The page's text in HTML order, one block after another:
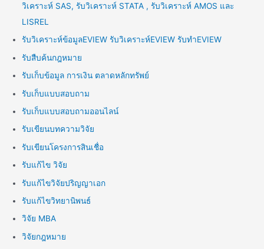
วิเคราะห์ SAS, รับวิเคราะห์ STATA , รับวิเคราะห์ AMOS และ
LISREL
รับวิเคราะห์ข้อมูลEVIEW รับวิเคราะห์EVIEW รับทำEVIEW
รับสืบค้นกฎหมาย
รับเก็บข้อมูล การเงิน ตลาดหลักทรัพย์
รับเก็บแบบสอบถาม
รับเก็บแบบสอบถามออนไลน์
รับเขียนบทความวิจัย
รับเขียนโครงการสินเชื่อ
รับแก้ไข วิจัย
รับแก้ไขวิจัยปริญญาเอก
รับแก้ไขวิทยานิพนธ์
วิจัย MBA
วิจัยกฎหมาย